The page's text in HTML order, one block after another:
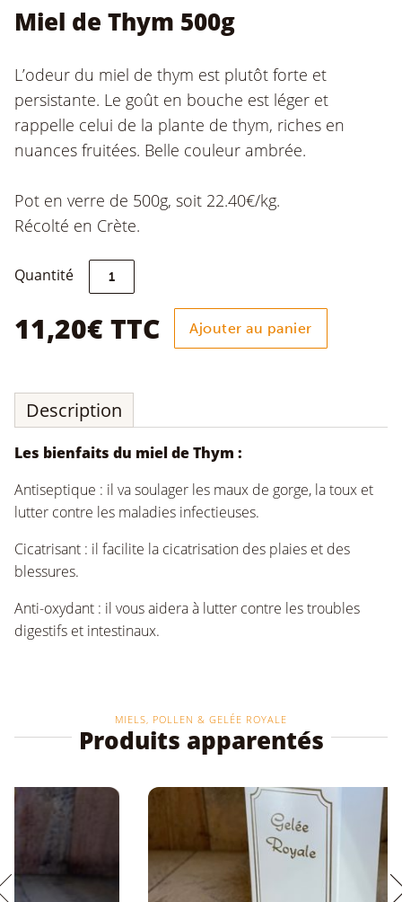
Miel de Thym 500g
L’odeur du miel de thym est plutôt forte et
persistante. Le goût en bouche est léger et
rappelle celui de la plante de thym, riches en
nuances fruitées. Belle couleur ambrée.
Pot en verre de 500g, soit 22.40€/kg.
Récolté en Crète.
Quantité quantité
Miel
de
Thym
11,20€ TTC Ajouter au panier
Description
Les bienfaits du miel de Thym :
Antiseptique : il va soulager les maux de gorge, la toux et
lutter contre les maladies infectieuses.
Cicatrisant : il facilite la cicatrisation des plaies et des
blessures.
Anti-oxydant : il vous aidera à lutter contre les troubles
digestifs et intestinaux.
MIELS, POLLEN & GELÉE ROYALE
Produits apparentés